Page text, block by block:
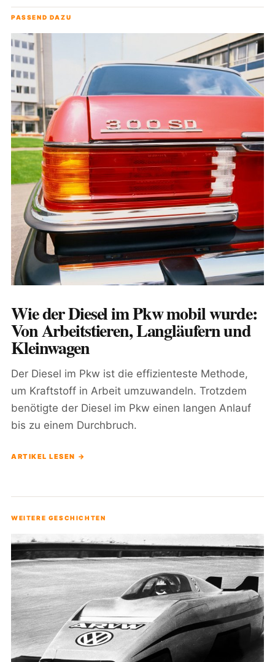
PASSEND DAZU
Wie der Diesel im Pkw mobil wurde:
Von Arbeitstieren, Langläufern und
Kleinwagen
Der Diesel im Pkw ist die effizienteste Methode,
um Kraftstoff in Arbeit umzuwandeln. Trotzdem
benötigte der Diesel im Pkw einen langen Anlauf
bis zu einem Durchbruch.
ARTIKEL LESEN →
WEITERE GESCHICHTEN